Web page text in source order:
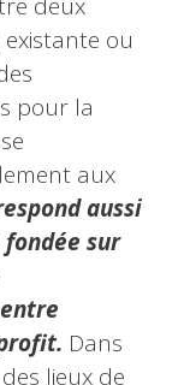
ou
pour la
aux
aussi
fondée sur
Dans
lieux de